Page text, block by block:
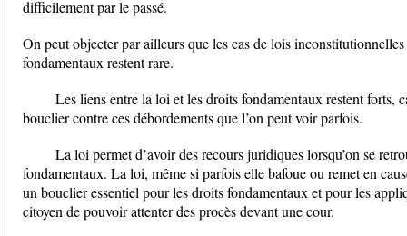
difficilement par le passé.
On peut objecter par ailleurs que les cas de lois
fondamentaux restent rare.
Les liens entre la loi et les droits fondamentaux restent forts,
bouclier contre ces débordements que l’on peut voir parfois.
La loi permet d’avoir des recours juridiques lorsqu’on se
fondamentaux. La loi, même si parfois elle bafoue ou remet en
un bouclier essentiel pour les droits fondamentaux et pour les
citoyen de pouvoir attenter des procès devant une cour.